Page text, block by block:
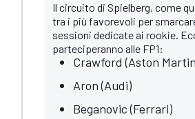
Il circuito di Spielberg, come
tra i più favorevoli per
sessioni dedicate ai rookie.
parteciperanno alle FP1:
Crawford (Aston
Aron (Audi)
Beganovic (Ferrari)